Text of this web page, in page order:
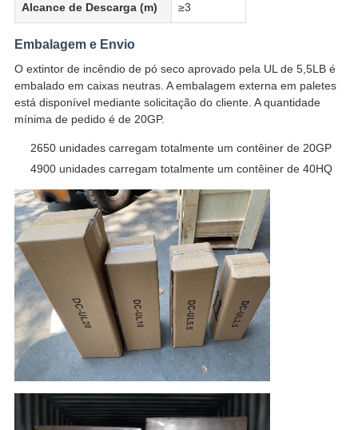
Alcance de Descarga (m) ≥3
Embalagem e Envio
O extintor de incêndio de pó seco aprovado pela UL de 5,5LB é
embalado em caixas neutras. A embalagem externa em paletes
está disponível mediante solicitação do cliente. A quantidade
mínima de pedido é de 20GP.
2650 unidades carregam totalmente um contêiner de 20GP
4900 unidades carregam totalmente um contêiner de 40HQ